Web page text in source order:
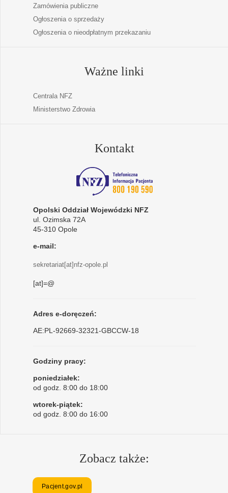
Zamówienia publiczne
Ogłoszenia o sprzedaży
Ogłoszenia o nieodpłatnym przekazaniu
Ważne linki
Centrala NFZ
Ministerstwo Zdrowia
Kontakt
Opolski Oddział Wojewódzki NFZ
ul. Ozimska 72A
45-310 Opole
e-mail:
sekretariat[at]nfz-opole.pl
[at]=@
Adres e-doręczeń:
AE:PL-92669-32321-GBCCW-18
Godziny pracy:
poniedziałek:
od godz. 8:00 do 18:00
wtorek-piątek:
od godz. 8:00 do 16:00
Zobacz także:
Pacjent.gov.pl